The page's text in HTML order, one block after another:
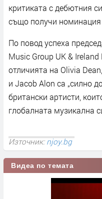
критиката с дебютния
също получи номинация
По повод успеха
Music Group UK &
отличията на Olivia
и Jacob Alon са „силно
британски артисти,
глобалната музикална
Източник:njoy.bg
Видеа по темата